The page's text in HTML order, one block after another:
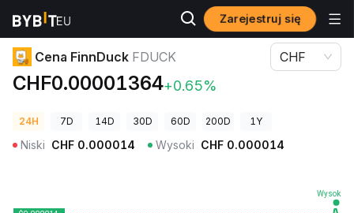
Zarejestruj się
Ceny kryptowalut Cena FinnDuck FDUCK
Cena FinnDuck FDUCK
CHF0.00001364+0.65%
CHF
24H 7D 14D 30D 60D 200D 1Y
Niski CHF 0.000014 Wysoki CHF 0.000014